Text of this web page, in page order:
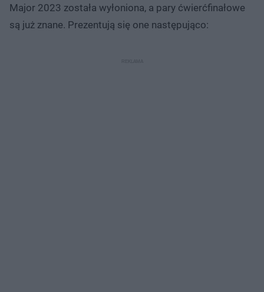
Major 2023 została wyłoniona, a pary ćwierćfinałowe
są już znane. Prezentują się one następująco: